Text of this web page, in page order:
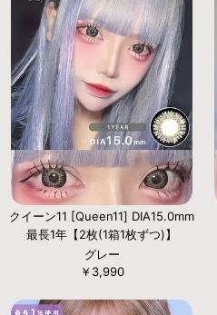
クイーン11 [Queen11] DIA15.0mm
最長1年【2枚(1箱1枚ずつ)】
グレー
￥3,990